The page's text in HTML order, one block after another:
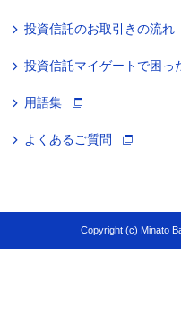
投資信託のお取引きの流れ
投資信託マイゲートで困っ
用語集
よくあるご質問
Copyright (c) Minato